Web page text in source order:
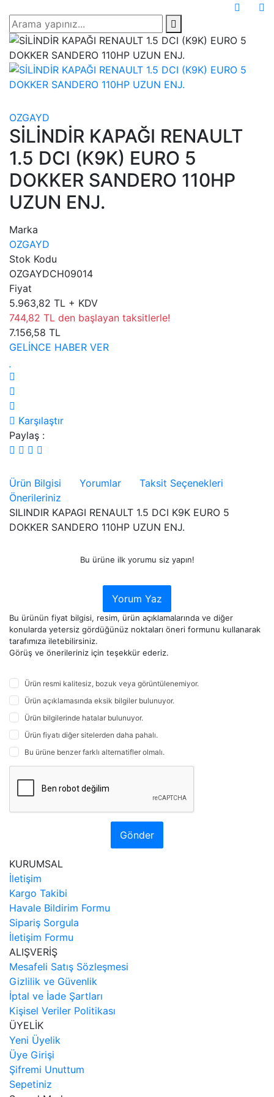
OZGAYD
SİLİNDİR KAPAĞI RENAULT
1.5 DCI (K9K) EURO 5
DOKKER SANDERO 110HP
UZUN ENJ.
Marka
OZGAYD
Stok Kodu
OZGAYDCH09014
Fiyat
5.963,82 TL + KDV
744,82 TL den başlayan taksitlerle!
7.156,58 TL
GELİNCE HABER VER
Karşılaştır
Paylaş :
Ürün Bilgisi Yorumlar
Taksit Seçenekleri
Önerileriniz
SILINDIR KAPAGI RENAULT 1.5 DCI K9K EURO 5
DOKKER SANDERO 110HP UZUN ENJ.
Bu ürüne ilk yorumu siz yapın!
Yorum Yaz
Bu ürünün fiyat bilgisi, resim, ürün açıklamalarında ve diğer
konularda yetersiz gördüğünüz noktaları öneri formunu kullanarak
tarafımıza iletebilirsiniz.
Görüş ve önerileriniz için teşekkür ederiz.
Ürün resmi kalitesiz, bozuk veya görüntülenemiyor.
Ürün açıklamasında eksik bilgiler bulunuyor.
Ürün bilgilerinde hatalar bulunuyor.
Ürün fiyatı diğer sitelerden daha pahalı.
Bu ürüne benzer farklı alternatifler olmalı.
Gönder
KURUMSAL
İletişim
Kargo Takibi
Havale Bildirim Formu
Sipariş Sorgula
İletişim Formu
ALIŞVERİŞ
Mesafeli Satış Sözleşmesi
Gizlilik ve Güvenlik
İptal ve İade Şartları
Kişisel Veriler Politikası
ÜYELİK
Yeni Üyelik
Üye Girişi
Şifremi Unuttum
Sepetiniz